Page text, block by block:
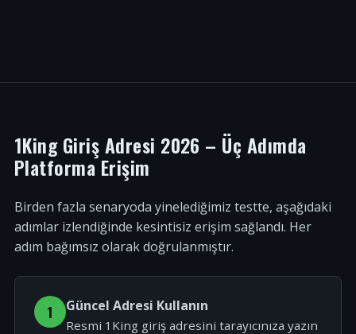
1King Giriş Adresi 2026 – Üç Adımda
Platforma Erişim
Birden fazla senaryoda yinelediğimiz testte, aşağıdaki
adımlar izlendiğinde kesintisiz erişim sağlandı. Her
adım bağımsız olarak doğrulanmıştır.
1 Güncel Adresi Kullanın
Resmi 1King giriş adresini tarayıcınıza yazın